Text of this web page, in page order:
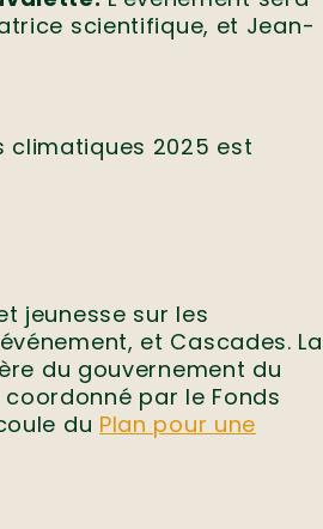
scientifique, et Jean-
climatiques 2025 est
jeunesse sur les
et Cascades. La
du gouvernement du
par le Fonds
du Plan pour une